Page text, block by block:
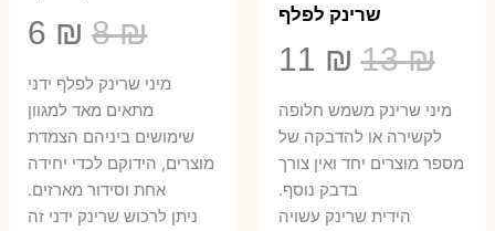
שרינק לפלף
13₪
המחיר
המקורי
היה:
13 ₪.
11 ₪
הוא:
​מיני שרינק משמש חלופה
לקשירה או להדבקה של
מספר מוצרים יחד ואין צורך
בדבק נוסף.
הידית שרינק עשויה
8₪
היה:
8 ₪.
6 ₪
6 ₪.
מיני שרינק לפלף ידני
מתאים מאד למגוון
שימושים ביניהם הצמדת
מוצרים, הידוקם לכדי יחידה
אחת וסידור מארזים.
ניתן לרכוש שרינק ידני זה